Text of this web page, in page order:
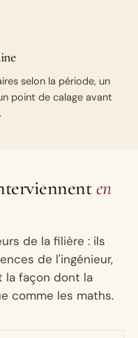
selon la période, un
point de calage avant
en
de la filière : ils
de l'ingénieur,
la façon dont la
comme les maths.